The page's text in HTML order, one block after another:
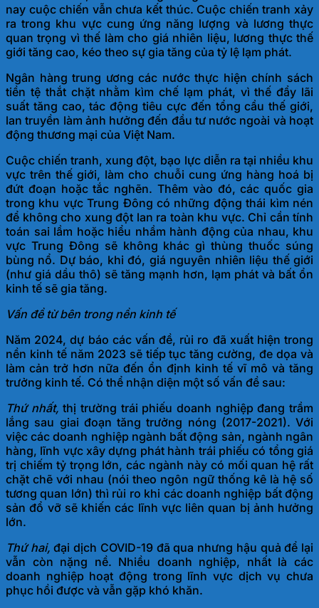
nay cuộc chiến vẫn chưa kết thúc. Cuộc chiến tranh xảy
ra trong khu vực cung ứng năng lượng và lương thực
quan trọng vì thế làm cho giá nhiên liệu, lương thực thế
giới tăng cao, kéo theo sự gia tăng của tỷ lệ lạm phát.
Ngân hàng trung ương các nước thực hiện chính sách
tiền tệ thắt chặt nhằm kìm chế lạm phát, vì thế đẩy lãi
suất tăng cao, tác động tiêu cực đến tổng cầu thế giới,
lan truyền làm ảnh hưởng đến đầu tư nước ngoài và hoạt
động thương mại của Việt Nam.
Cuộc chiến tranh, xung đột, bạo lực diễn ra tại nhiều khu
vực trên thế giới, làm cho chuỗi cung ứng hàng hoá bị
đứt đoạn hoặc tắc nghẽn. Thêm vào đó, các quốc gia
trong khu vực Trung Đông có những động thái kìm nén
để không cho xung đột lan ra toàn khu vực. Chỉ cần tính
toán sai lầm hoặc hiểu nhầm hành động của nhau, khu
vực Trung Đông sẽ không khác gì thùng thuốc súng
bùng nổ. Dự báo, khi đó, giá nguyên nhiên liệu thế giới
(như giá dầu thô) sẽ tăng mạnh hơn, lạm phát và bất ổn
kinh tế sẽ gia tăng.
Vấn đề từ bên trong nền kinh tế
Năm 2024, dự báo các vấn đề, rủi ro đã xuất hiện trong
nền kinh tế năm 2023 sẽ tiếp tục tăng cường, đe dọa và
làm cản trở hơn nữa đến ổn định kinh tế vĩ mô và tăng
trưởng kinh tế. Có thể nhận diện một số vấn đề sau:
Thứ nhất,thị trường trái phiếu doanh nghiệp đang trầm
lắng sau giai đoạn tăng trưởng nóng (2017-2021). Với
việc các doanh nghiệp ngành bất động sản, ngành ngân
hàng, lĩnh vực xây dựng phát hành trái phiếu có tổng giá
trị chiếm tỷ trọng lớn, các ngành này có mối quan hệ rất
chặt chẽ với nhau (nói theo ngôn ngữ thống kê là hệ số
tương quan lớn) thì rủi ro khi các doanh nghiệp bất động
sản đổ vỡ sẽ khiến các lĩnh vực liên quan bị ảnh hưởng
lớn.
Thứ hai, đại dịch COVID-19 đã qua nhưng hậu quả để lại
vẫn còn nặng nề. Nhiều doanh nghiệp, nhất là các
doanh nghiệp hoạt động trong lĩnh vực dịch vụ chưa
phục hồi được và vẫn gặp khó khăn.